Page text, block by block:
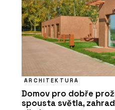
ARCHITEKTURA
Domov pro dobře
spousta světla,